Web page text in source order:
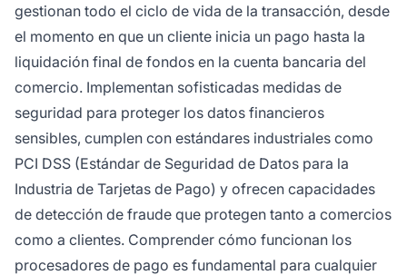
gestionan todo el ciclo de vida de la transacción, desde
el momento en que un cliente inicia un pago hasta la
liquidación final de fondos en la cuenta bancaria del
comercio. Implementan sofisticadas medidas de
seguridad para proteger los datos financieros
sensibles, cumplen con estándares industriales como
PCI DSS (Estándar de Seguridad de Datos para la
Industria de Tarjetas de Pago) y ofrecen capacidades
de detección de fraude que protegen tanto a comercios
como a clientes. Comprender cómo funcionan los
procesadores de pago es fundamental para cualquier